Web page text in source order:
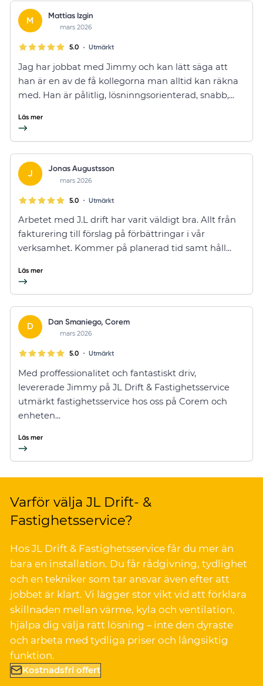
M Mattias Izgin
mars 2026
5.0 • Utmärkt
Jag har jobbat med Jimmy och kan lätt säga att
han är en av de få kollegorna man alltid kan räkna
med. Han är pålitlig, lösninngsorienterad, snabb,...
Läs mer
J Jonas Augustsson
mars 2026
5.0 • Utmärkt
Arbetet med J.L drift har varit väldigt bra. Allt från
fakturering till förslag på förbättringar i vår
verksamhet. Kommer på planerad tid samt håll...
Läs mer
D Dan Smaniego, Corem
mars 2026
5.0 • Utmärkt
Med proffessionalitet och fantastiskt driv,
levererade Jimmy på JL Drift & Fastighetsservice
utmärkt fastighetsservice hos oss på Corem och
enheten...
Läs mer
Varför välja JL Drift- &
Fastighetsservice?
Hos JL Drift & Fastighetsservice får du mer än
bara en installation. Du får rådgivning, tydlighet
och en tekniker som tar ansvar även efter att
jobbet är klart. Vi lägger stor vikt vid att förklara
skillnaden mellan värme, kyla och ventilation,
hjälpa dig välja rätt lösning – inte den dyraste
och arbeta med tydliga priser och långsiktig
funktion.
Kostnadsfri offert